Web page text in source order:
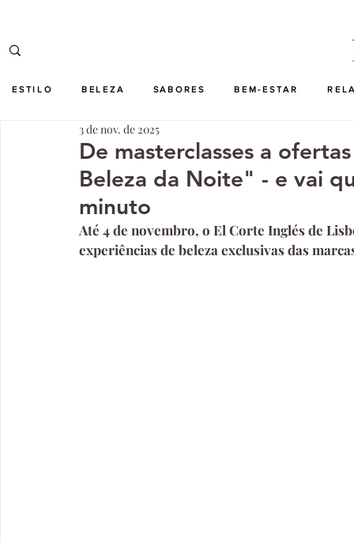
ESTILO BELEZA SABORES BEM-ESTAR
De masterclasses a
Beleza da Noite" - e vai
minuto
3 de nov. de 2025
Até 4 de novembro, o El Corte Inglés de
experiências de beleza exclusivas das